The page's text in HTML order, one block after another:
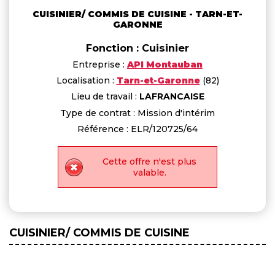
CUISINIER/ COMMIS DE CUISINE - TARN-ET-
GARONNE
Fonction : Cuisinier
Entreprise : API Montauban
Localisation : Tarn-et-Garonne(82)
Lieu de travail : LAFRANCAISE
Type de contrat : Mission d'intérim
Référence : ELR/120725/64
Cette offre n'est plus
valable.
CUISINIER/ COMMIS DE CUISINE